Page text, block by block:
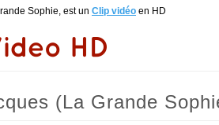
Sophie, est un Clip vidéo en HD
(La Grande